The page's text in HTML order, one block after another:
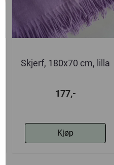
Skjerf, 180x70 cm, lilla
177,-
Kjøp